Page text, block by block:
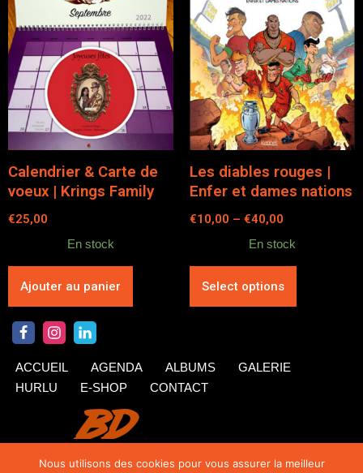
Calendrier & Carte de
voeux | Krings Family
€25,00
En stock
Ajouter au panier
Les diables rouges |
Enfer et dames nations
€10,00 – €40,00
En stock
Select options
ACCUEIL AGENDA ALBUMS
GALERIE
HURLU
E-SHOP CONTACT
Nous utilisons des cookies pour vous assurer la meilleur